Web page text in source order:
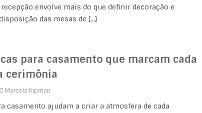
envolve mais do que definir decoração e
das mesas de […]
para casamento que marcam cada
cerimônia
Marcela Kipman
casamento ajudam a criar a atmosfera de cada